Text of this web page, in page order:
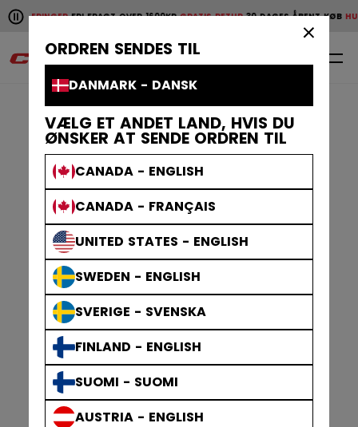
ORDREN SENDES TIL
DANMARK - DANSK
VÆLG ET ANDET LAND, HVIS DU
ØNSKER AT SENDE ORDREN TIL
CANADA - ENGLISH
CANADA - FRANÇAIS
UNITED STATES - ENGLISH
SWEDEN - ENGLISH
SVERIGE - SVENSKA
FINLAND - ENGLISH
SUOMI - SUOMI
AUSTRIA - ENGLISH
Pause the horizontal scroll animation.
FRI FRAGT OVER 1600KRGRATIS RETUR30 DAGES ÅBENT KØBHURTIGE
Hurtige leveringer Gratis retur 30